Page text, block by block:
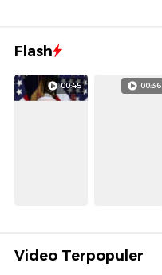
Flash
00:45 00:36
Video Terpopuler